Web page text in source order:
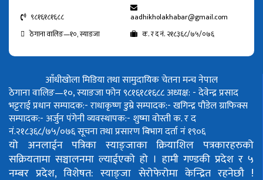
९८१६१८१६८८
aadhikholakhabar@gmail.com
ठेगाना वालिङ—१०, स्याङजा
क. र द नं. २१८३६८/७५/०७६
आँधीखोला मिडिया तथा सामुदायिक चेतना मन्च नेपाल
ठेगाना वालिङ—१०, स्याङजा फोन ९८१६१८१६८८अध्यक्ष: - देवेन्द्र प्रसाद
भट्टराईप्रधान सम्पादक:- राधाकृष्ण डुम्रेसम्पादक:- खगिन्द्र पौडेलग्राफिक्स
सम्पादक:- अर्जुन पंगेनीव्यवस्थापक:- शुष्मा वोस्तीक. र द
नं.२१८३६८/७५/०७६सूचना तथा प्रसारण बिभाग दर्ता नं १९०६
यो अनलाईन पत्रिका स्याङ्जाका क्रियाशिल पत्रकारहरुको
सक्रियतामा सञ्चालनमा ल्याईएको हो । हामी गण्डकी प्रदेश र ५
नम्बर प्रदेश, विशेषत: स्याङ्जा सेरोफेरोमा केन्द्रित रहनेछौ !